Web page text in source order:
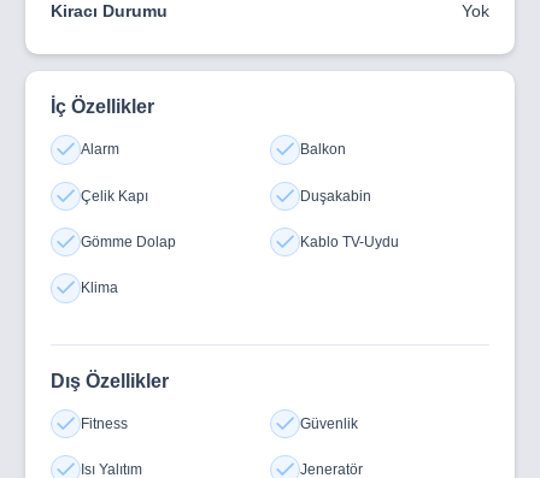
Kiracı Durumu
Yok
İç Özellikler
Alarm Balkon
Çelik Kapı Duşakabin
Gömme Dolap Kablo TV-Uydu
Klima
Dış Özellikler
Fitness Güvenlik
Isı Yalıtım Jeneratör